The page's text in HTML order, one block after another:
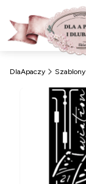
DlaApaczy Szablony